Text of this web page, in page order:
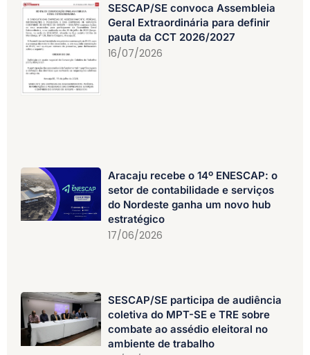
SESCAP/SE convoca Assembleia
Geral Extraordinária para definir
pauta da CCT 2026/2027
16/07/2026
Aracaju recebe o 14º ENESCAP: o
setor de contabilidade e serviços
do Nordeste ganha um novo hub
estratégico
17/06/2026
SESCAP/SE participa de audiência
coletiva do MPT-SE e TRE sobre
combate ao assédio eleitoral no
ambiente de trabalho